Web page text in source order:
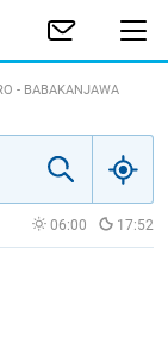
- BABAKANJAWA
06:00 17:52